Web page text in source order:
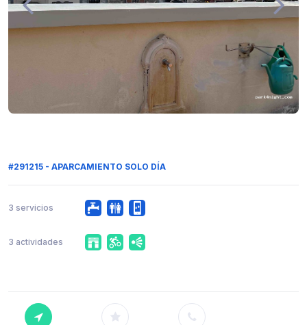
#291215 - APARCAMIENTO SOLO DÍA
3 servicios
3 actividades